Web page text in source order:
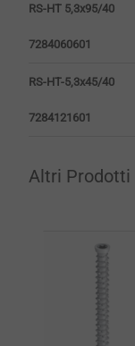
RS-HT 5,3x95/40
7284060601
RS-HT-5,3x45/40
7284121601
Altri Prodotti